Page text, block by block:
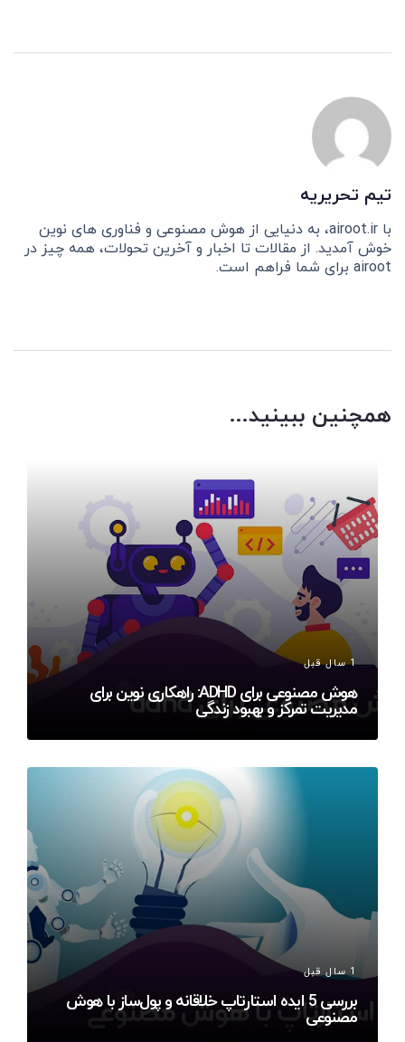
تیم تحریریه
با airoot.ir، به دنیایی از هوش مصنوعی و فناوری های نوین
خوش آمدید. از مقالات تا اخبار و آخرین تحولات، همه چیز در
airoot برای شما فراهم است.
همچنین ببینید...
1 سال قبل
هوش مصنوعی برای ADHD: راهکاری نوین برای
مدیریت تمرکز و بهبود زندگی
1 سال قبل
بررسی 5 ایده استارتاپ خلاقانه و پول‌ساز با هوش
مصنوعی